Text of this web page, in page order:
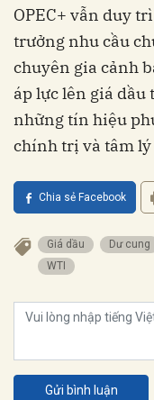
OPEC+ vẫn duy
trưởng nhu cầu
chuyên gia cảnh
áp lực lên giá
những tín hiệu
chính trị và tâm
Chia sẻ Facebook
Giá dầu Dư cung
WTI
Gửi bình luận